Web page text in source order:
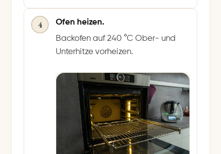
4
Ofen heizen.
Backofen auf 240 °C Ober- und
Unterhitze vorheizen.